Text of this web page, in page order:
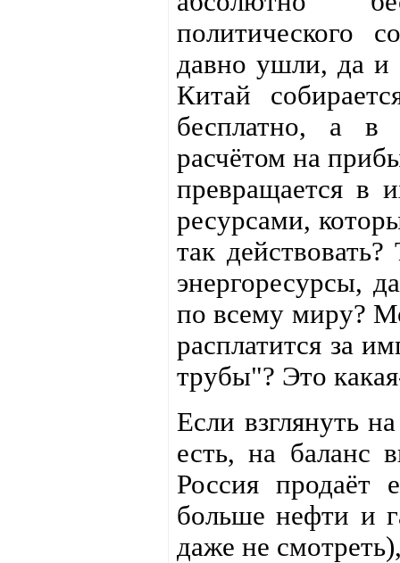
политического
давно ушли, да и
Китай
бесплатно, а в
расчётом на
превращается в
ресурсами,
так
энергоресурсы,
по всему миру?
расплатится за
трубы"? Это
Если взглянуть
есть, на баланс
Россия продаёт
больше нефти и
даже не